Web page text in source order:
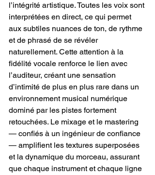
l’intégrité artistique. Toutes les voix sont
interprétées en direct, ce qui permet
aux subtiles nuances de ton, de rythme
et de phrasé de se révéler
naturellement. Cette attention à la
fidélité vocale renforce le lien avec
l’auditeur, créant une sensation
d’intimité de plus en plus rare dans un
environnement musical numérique
dominé par les pistes fortement
retouchées. Le mixage et le mastering
— confiés à un ingénieur de confiance
— amplifient les textures superposées
et la dynamique du morceau, assurant
que chaque instrument et chaque ligne